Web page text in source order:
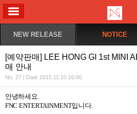
NEW RELEASE NOTICE
[예약판매] LEE HONG GI 1st MINI
매 안내
No. 27 | Date 2015.11.10 16:00
안녕하세요.
FNC ENTERTAINMENT입니다.